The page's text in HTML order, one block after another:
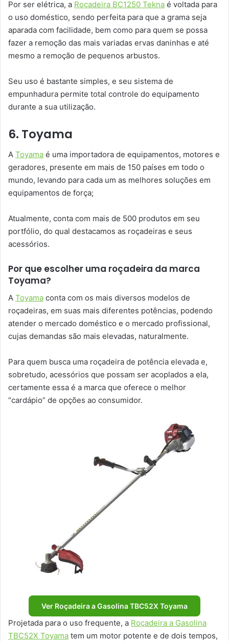
Por ser elétrica, a Roçadeira BC1250 Tekna é voltada para
o uso doméstico, sendo perfeita para que a grama seja
aparada com facilidade, bem como para quem se possa
fazer a remoção das mais variadas ervas daninhas e até
mesmo a remoção de pequenos arbustos.
Seu uso é bastante simples, e seu sistema de
empunhadura permite total controle do equipamento
durante a sua utilização.
6. Toyama
A Toyama é uma importadora de equipamentos, motores e
geradores, presente em mais de 150 países em todo o
mundo, levando para cada um as melhores soluções em
equipamentos de força;
Atualmente, conta com mais de 500 produtos em seu
portfólio, do qual destacamos as roçadeiras e seus
acessórios.
Por que escolher uma roçadeira da marca
Toyama?
A Toyama conta com os mais diversos modelos de
roçadeiras, em suas mais diferentes potências, podendo
atender o mercado doméstico e o mercado profissional,
cujas demandas são mais elevadas, naturalmente.
Para quem busca uma roçadeira de potência elevada e,
sobretudo, acessórios que possam ser acoplados a ela,
certamente essa é a marca que oferece o melhor
“cardápio” de opções ao consumidor.
Ver Roçadeira a Gasolina TBC52X Toyama
Projetada para o uso frequente, a Roçadeira a Gasolina
TBC52X Toyama tem um motor potente e de dois tempos,